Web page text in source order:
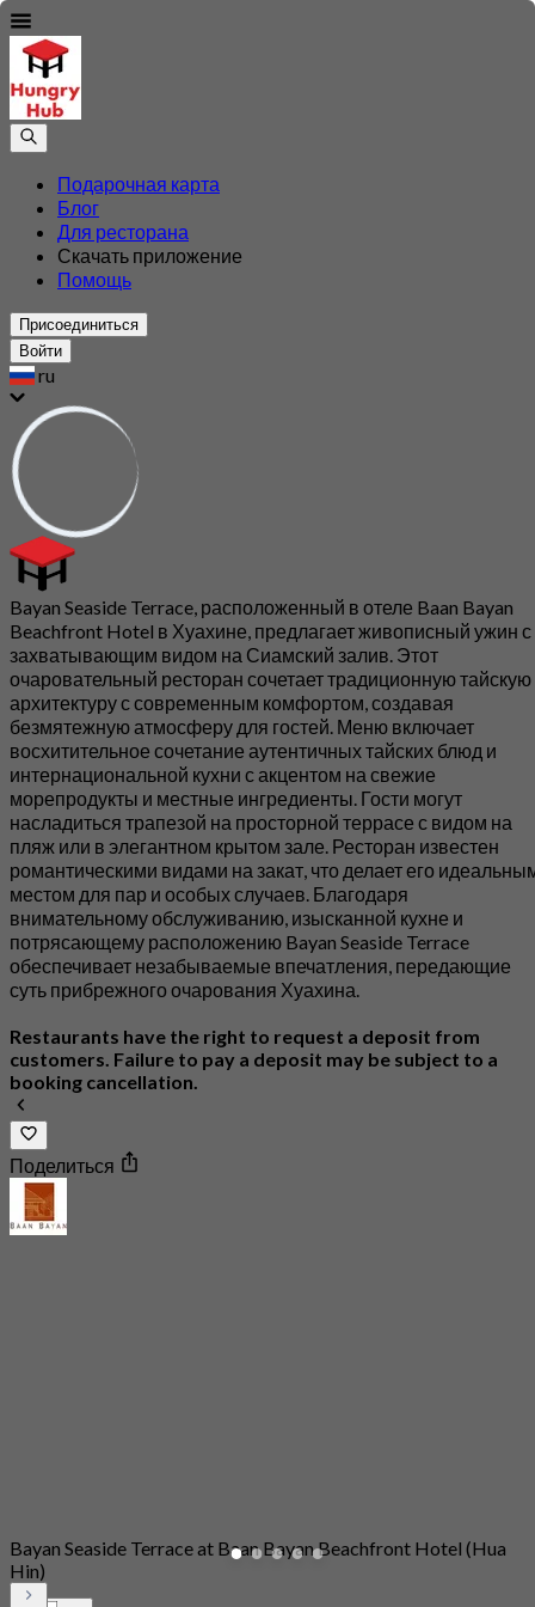
Подарочная карта
Блог
Для ресторана
Скачать приложение
Помощь
Присоединиться
Войти
ru
Bayan Seaside Terrace, расположенный в отеле Baan Bayan
Beachfront Hotel в Хуахине, предлагает живописный ужин с
захватывающим видом на Сиамский залив. Этот
очаровательный ресторан сочетает традиционную тайскую
архитектуру с современным комфортом, создавая
безмятежную атмосферу для гостей. Меню включает
восхитительное сочетание аутентичных тайских блюд и
интернациональной кухни с акцентом на свежие
морепродукты и местные ингредиенты. Гости могут
насладиться трапезой на просторной террасе с видом на
пляж или в элегантном крытом зале. Ресторан известен
романтическими видами на закат, что делает его
местом для пар и особых случаев. Благодаря
внимательному обслуживанию, изысканной кухне и
потрясающему расположению Bayan Seaside Terrace
обеспечивает незабываемые впечатления, передающие
суть прибрежного очарования Хуахина.
Restaurants have the right to request a deposit from
customers. Failure to pay a deposit may be subject to a
booking cancellation.
Поделиться
Bayan Seaside Terrace at Baan Bayan Beachfront Hotel (Hua
Hin)